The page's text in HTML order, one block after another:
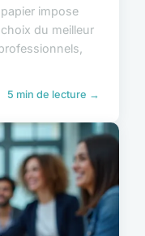
impose
du meilleur
5 min de lecture →